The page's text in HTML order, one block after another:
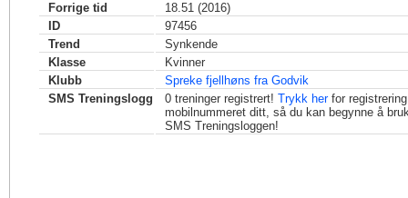
Forrige tid
18.51 (2016)
ID
97456
Trend
Synkende
Klasse
Kvinner
Klubb
Spreke fjellhøns fra Godvik
SMS Treningslogg
0 treninger registrert! Trykk herfor
mobilnummeret ditt, så du kan begynne å
SMS Treningsloggen!